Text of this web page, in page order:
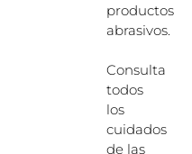
productos
abrasivos.
Consulta
todos
los
cuidados
de las